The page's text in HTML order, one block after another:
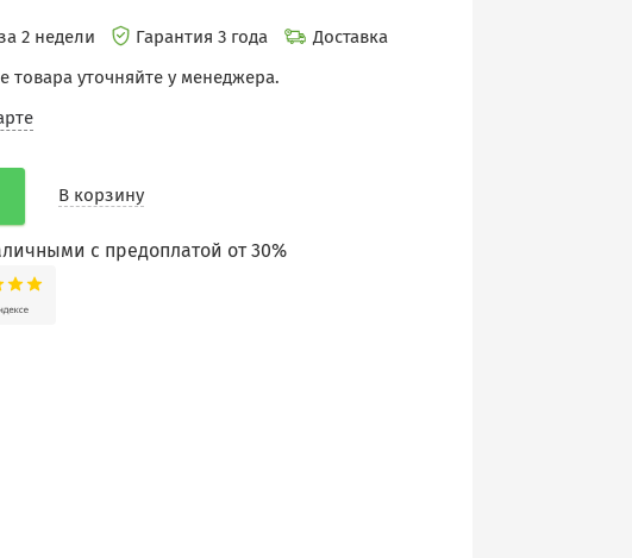
2 недели Гарантия 3 года
Доставка
товара уточняйте у менеджера.
В корзину
с предоплатой от 30%